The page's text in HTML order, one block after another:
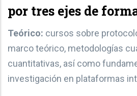
por tres ejes de
Teórico: cursos sobre
marco teórico, metodologías
cuantitativas, así como
investigación en plataformas